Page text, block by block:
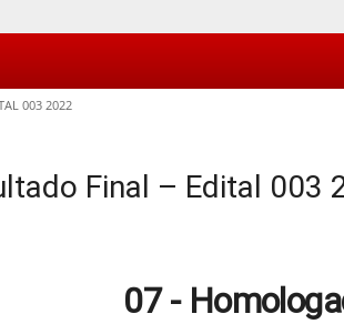
003 2022
Final – Edital 003
07 -